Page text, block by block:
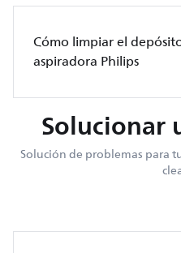
Cómo limpiar el
aspiradora Philips
Solucionar
Solución de problemas para